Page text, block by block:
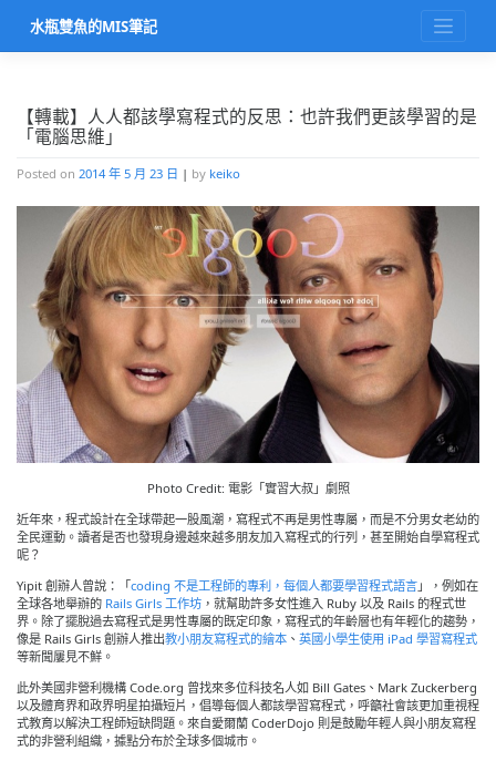
水瓶雙魚的MIS筆記
【轉載】人人都該學寫程式的反思：也許我們更該學習的是
「電腦思維」
Posted on 2014 年 5 月 23 日 | by keiko
Photo Credit: 電影「實習大叔」劇照
近年來，程式設計在全球帶起一股風潮，寫程式不再是男性專屬，而是不分男女老幼的
全民運動。讀者是否也發現身邊越來越多朋友加入寫程式的行列，甚至開始自學寫程式
呢？
Yipit 創辦人曾說：「coding 不是工程師的專利，每個人都要學習程式語言 」，例如在
全球各地舉辦的 Rails Girls 工作坊 ，就幫助許多女性進入 Ruby 以及 Rails 的程式世
界。除了擺脫過去寫程式是男性專屬的既定印象，寫程式的年齡層也有年輕化的趨勢，
像是 Rails Girls 創辦人推出教小朋友寫程式的繪本 、 英國小學生使用 iPad 學習寫程式
等新聞屢見不鮮。
此外美國非營利機構 Code.org 曾找來多位科技名人如 Bill Gates、Mark Zuckerberg
以及體育界和政界明星拍攝短片，倡導每個人都該學習寫程式，呼籲社會該更加重視程
式教育以解決工程師短缺問題。來自愛爾蘭 CoderDojo 則是鼓勵年輕人與小朋友寫程
式的非營利組織，據點分布於全球多個城市。